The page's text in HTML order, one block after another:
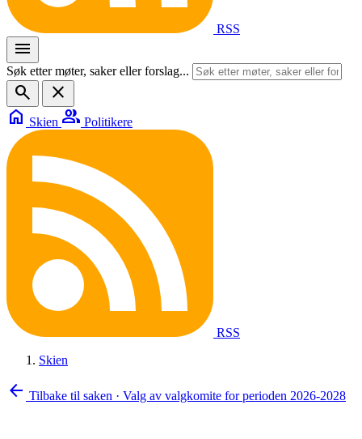
RSS
menu
Søk etter møter, saker eller forslag...
search
close
home Skien group Politikere
RSS
Skien
arrow_back Tilbake til saken · Valg av valgkomite for perioden 2026-2028